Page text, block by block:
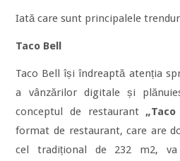
Iată care sunt principalele
Taco Bell
Taco Bell își îndreaptă atenția
a vânzărilor digitale și
conceptul de restaurant„Taco
format de restaurant, care are
cel tradițional de 232 m2,